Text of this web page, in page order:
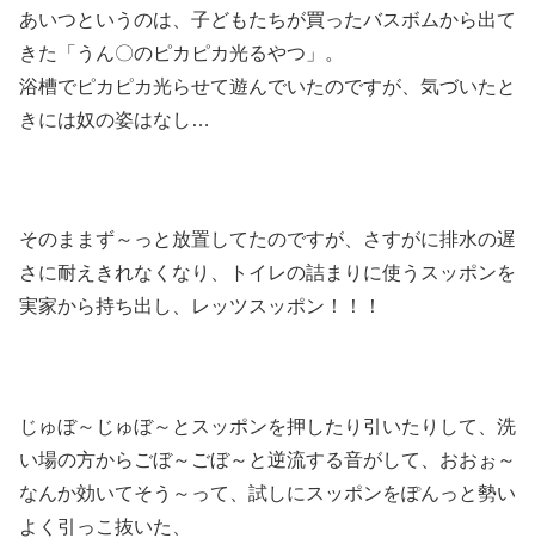
あいつというのは、子どもたちが買ったバスボムから出て
きた「うん〇のピカピカ光るやつ」。
浴槽でピカピカ光らせて遊んでいたのですが、気づいたと
きには奴の姿はなし…
そのままず～っと放置してたのですが、さすがに排水の遅
さに耐えきれなくなり、トイレの詰まりに使うスッポンを
実家から持ち出し、レッツスッポン！！！
じゅぼ～じゅぼ～とスッポンを押したり引いたりして、洗
い場の方からごぼ～ごぼ～と逆流する音がして、おおぉ～
なんか効いてそう～って、試しにスッポンをぽんっと勢い
よく引っこ抜いた、